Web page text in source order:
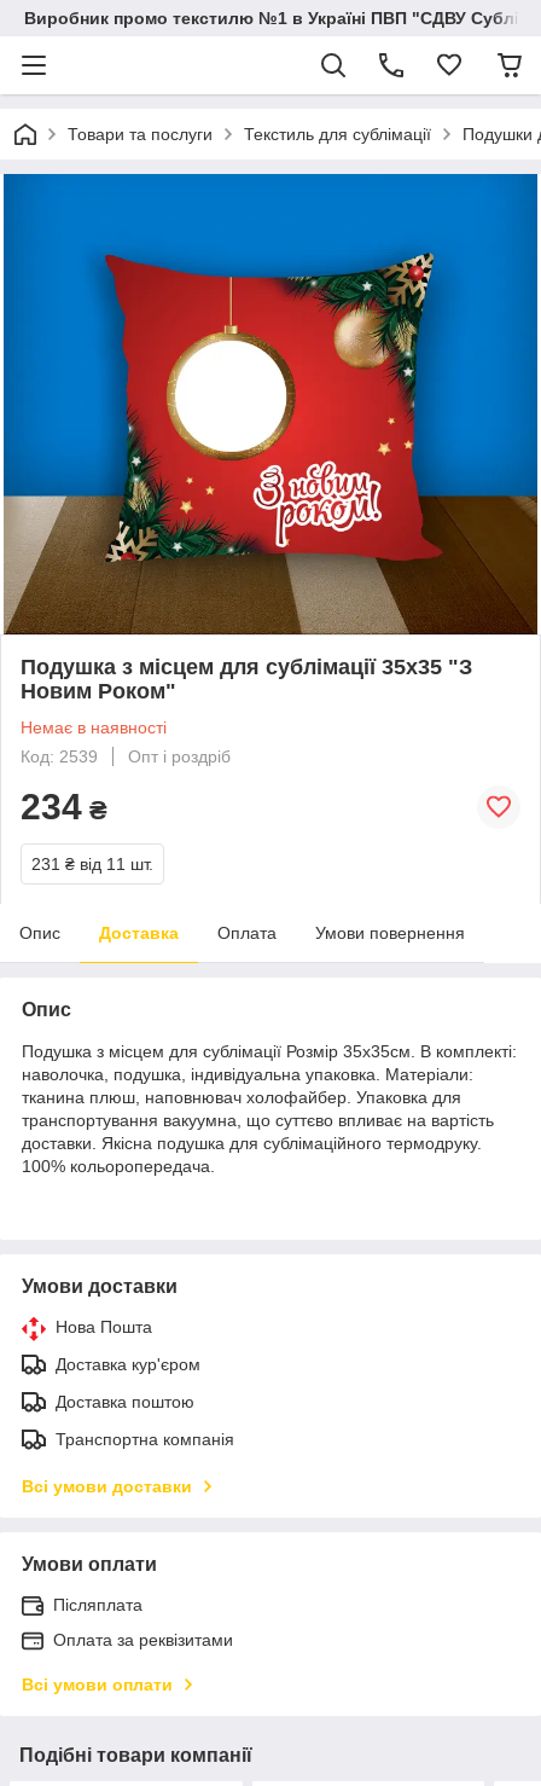
Виробник промо текстилю №1 в Україні ПВП "СДВУ
Товари та послуги Текстиль для сублімації Подушки
Подушка з місцем для сублімації 35х35 "З
Новим Роком"
Немає в наявності
Код: 2539
Опт і роздріб
234 ₴
231 ₴ від 11 шт.
Опис Доставка Оплата Умови повернення
Опис
Подушка з місцем для сублімації Розмір 35х35см. В комплекті:
наволочка, подушка, індивідуальна упаковка. Матеріали:
тканина плюш, наповнювач холофайбер. Упаковка для
транспортування вакуумна, що суттєво впливає на вартість
доставки. Якісна подушка для сублімаційного термодруку.
100% кольоропередача.
Умови доставки
Нова Пошта
Доставка кур'єром
Доставка поштою
Транспортна компанія
Всі умови доставки
Умови оплати
Післяплата
Оплата за реквізитами
Всі умови оплати
Подібні товари компанії